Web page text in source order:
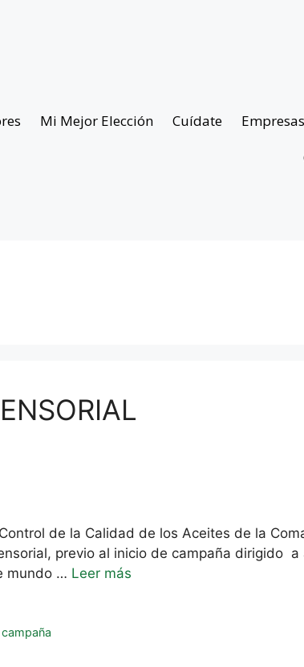
Mi Mejor Elección Cuídate
de la Calidad de los Aceites de la
previo al inicio de campaña dirigido
mundo … Leer más